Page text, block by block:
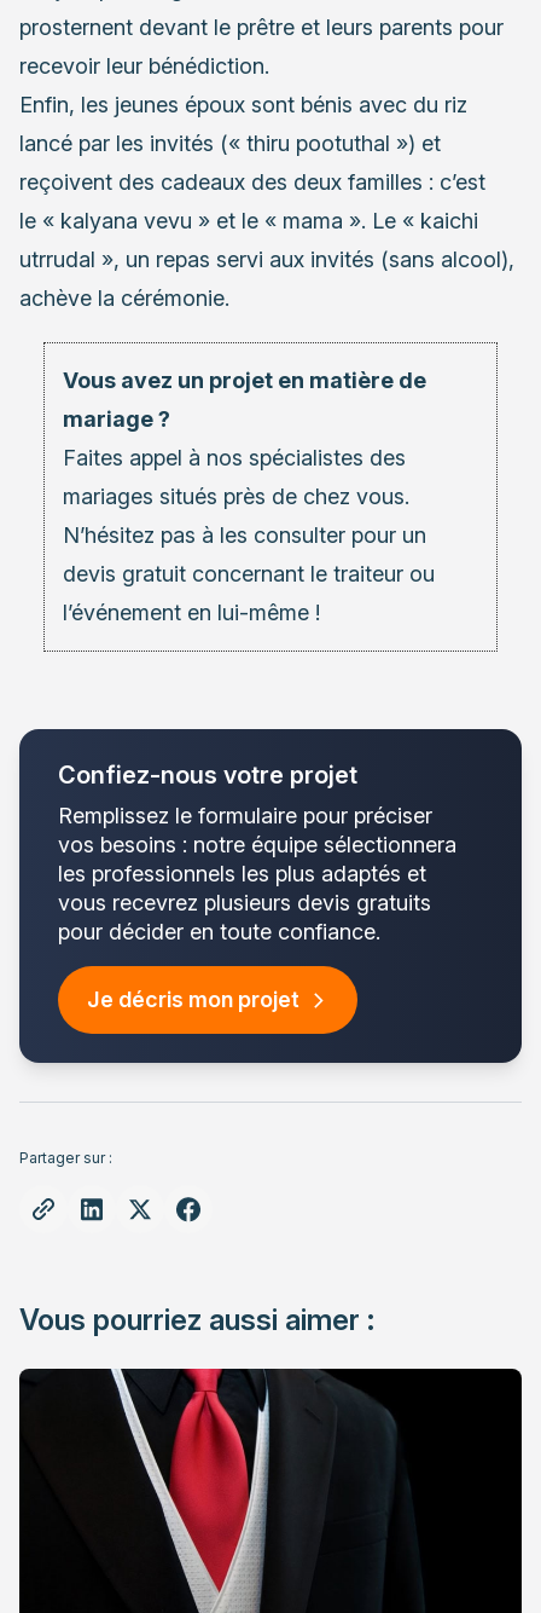
prosternent devant le prêtre et leurs parents pour
recevoir leur bénédiction.
Enfin, les jeunes époux sont bénis avec du riz
lancé par les invités (« thiru pootuthal ») et
reçoivent des cadeaux des deux familles : c’est
le « kalyana vevu » et le « mama ». Le « kaichi
utrrudal », un repas servi aux invités (sans alcool),
achève la cérémonie.
Vous avez un projet en matière de
mariage ?
Faites appel à nos spécialistes des
mariages situés près de chez vous.
N’hésitez pas à les consulter pour un
devis gratuit concernant le traiteur ou
l’événement en lui-même !
Confiez-nous votre projet
Remplissez le formulaire pour préciser
vos besoins : notre équipe sélectionnera
les professionnels les plus adaptés et
vous recevrez plusieurs devis gratuits
pour décider en toute confiance.
Je décris mon projet
Partager sur :
Vous pourriez aussi aimer :